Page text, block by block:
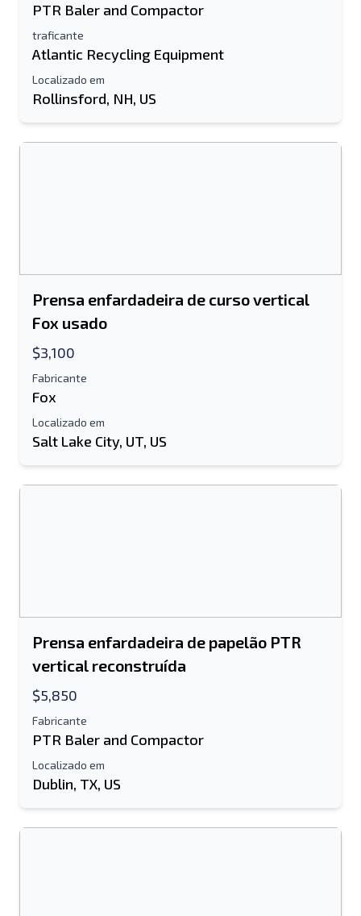
PTR Baler and Compactor
traficante
Atlantic Recycling Equipment
Localizado em
Rollinsford, NH, US
Prensa enfardadeira de curso vertical
Fox usado
$3,100
Fabricante
Fox
Localizado em
Salt Lake City, UT, US
Prensa enfardadeira de papelão PTR
vertical reconstruída
$5,850
Fabricante
PTR Baler and Compactor
Localizado em
Dublin, TX, US